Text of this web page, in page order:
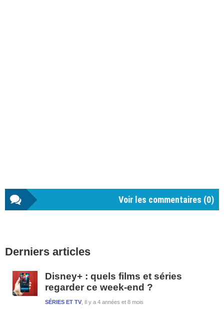
Voir les commentaires (0)
latérale
Derniers articles
Disney+ : quels films et séries
regarder ce week-end ?
Il y a 4 années et 8 mois
SÉRIES ET TV